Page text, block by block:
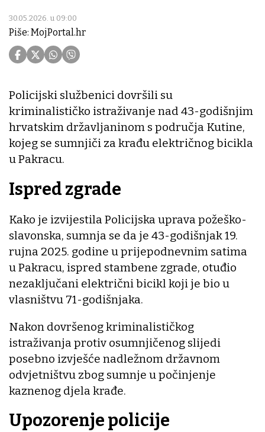
30.05.2026. u 09:00
Piše: MojPortal.hr
Policijski službenici dovršili su
kriminalističko istraživanje nad 43-godišnjim
hrvatskim državljaninom s područja Kutine,
kojeg se sumnjiči za krađu električnog bicikla
u Pakracu.
Ispred zgrade
Kako je izvijestila Policijska uprava požeško-
slavonska, sumnja se da je 43-godišnjak 19.
rujna 2025. godine u prijepodnevnim satima
u Pakracu, ispred stambene zgrade, otuđio
nezaključani električni bicikl koji je bio u
vlasništvu 71-godišnjaka.
Nakon dovršenog kriminalističkog
istraživanja protiv osumnjičenog slijedi
posebno izvješće nadležnom državnom
odvjetništvu zbog sumnje u počinjenje
kaznenog djela krađe.
Upozorenje policije